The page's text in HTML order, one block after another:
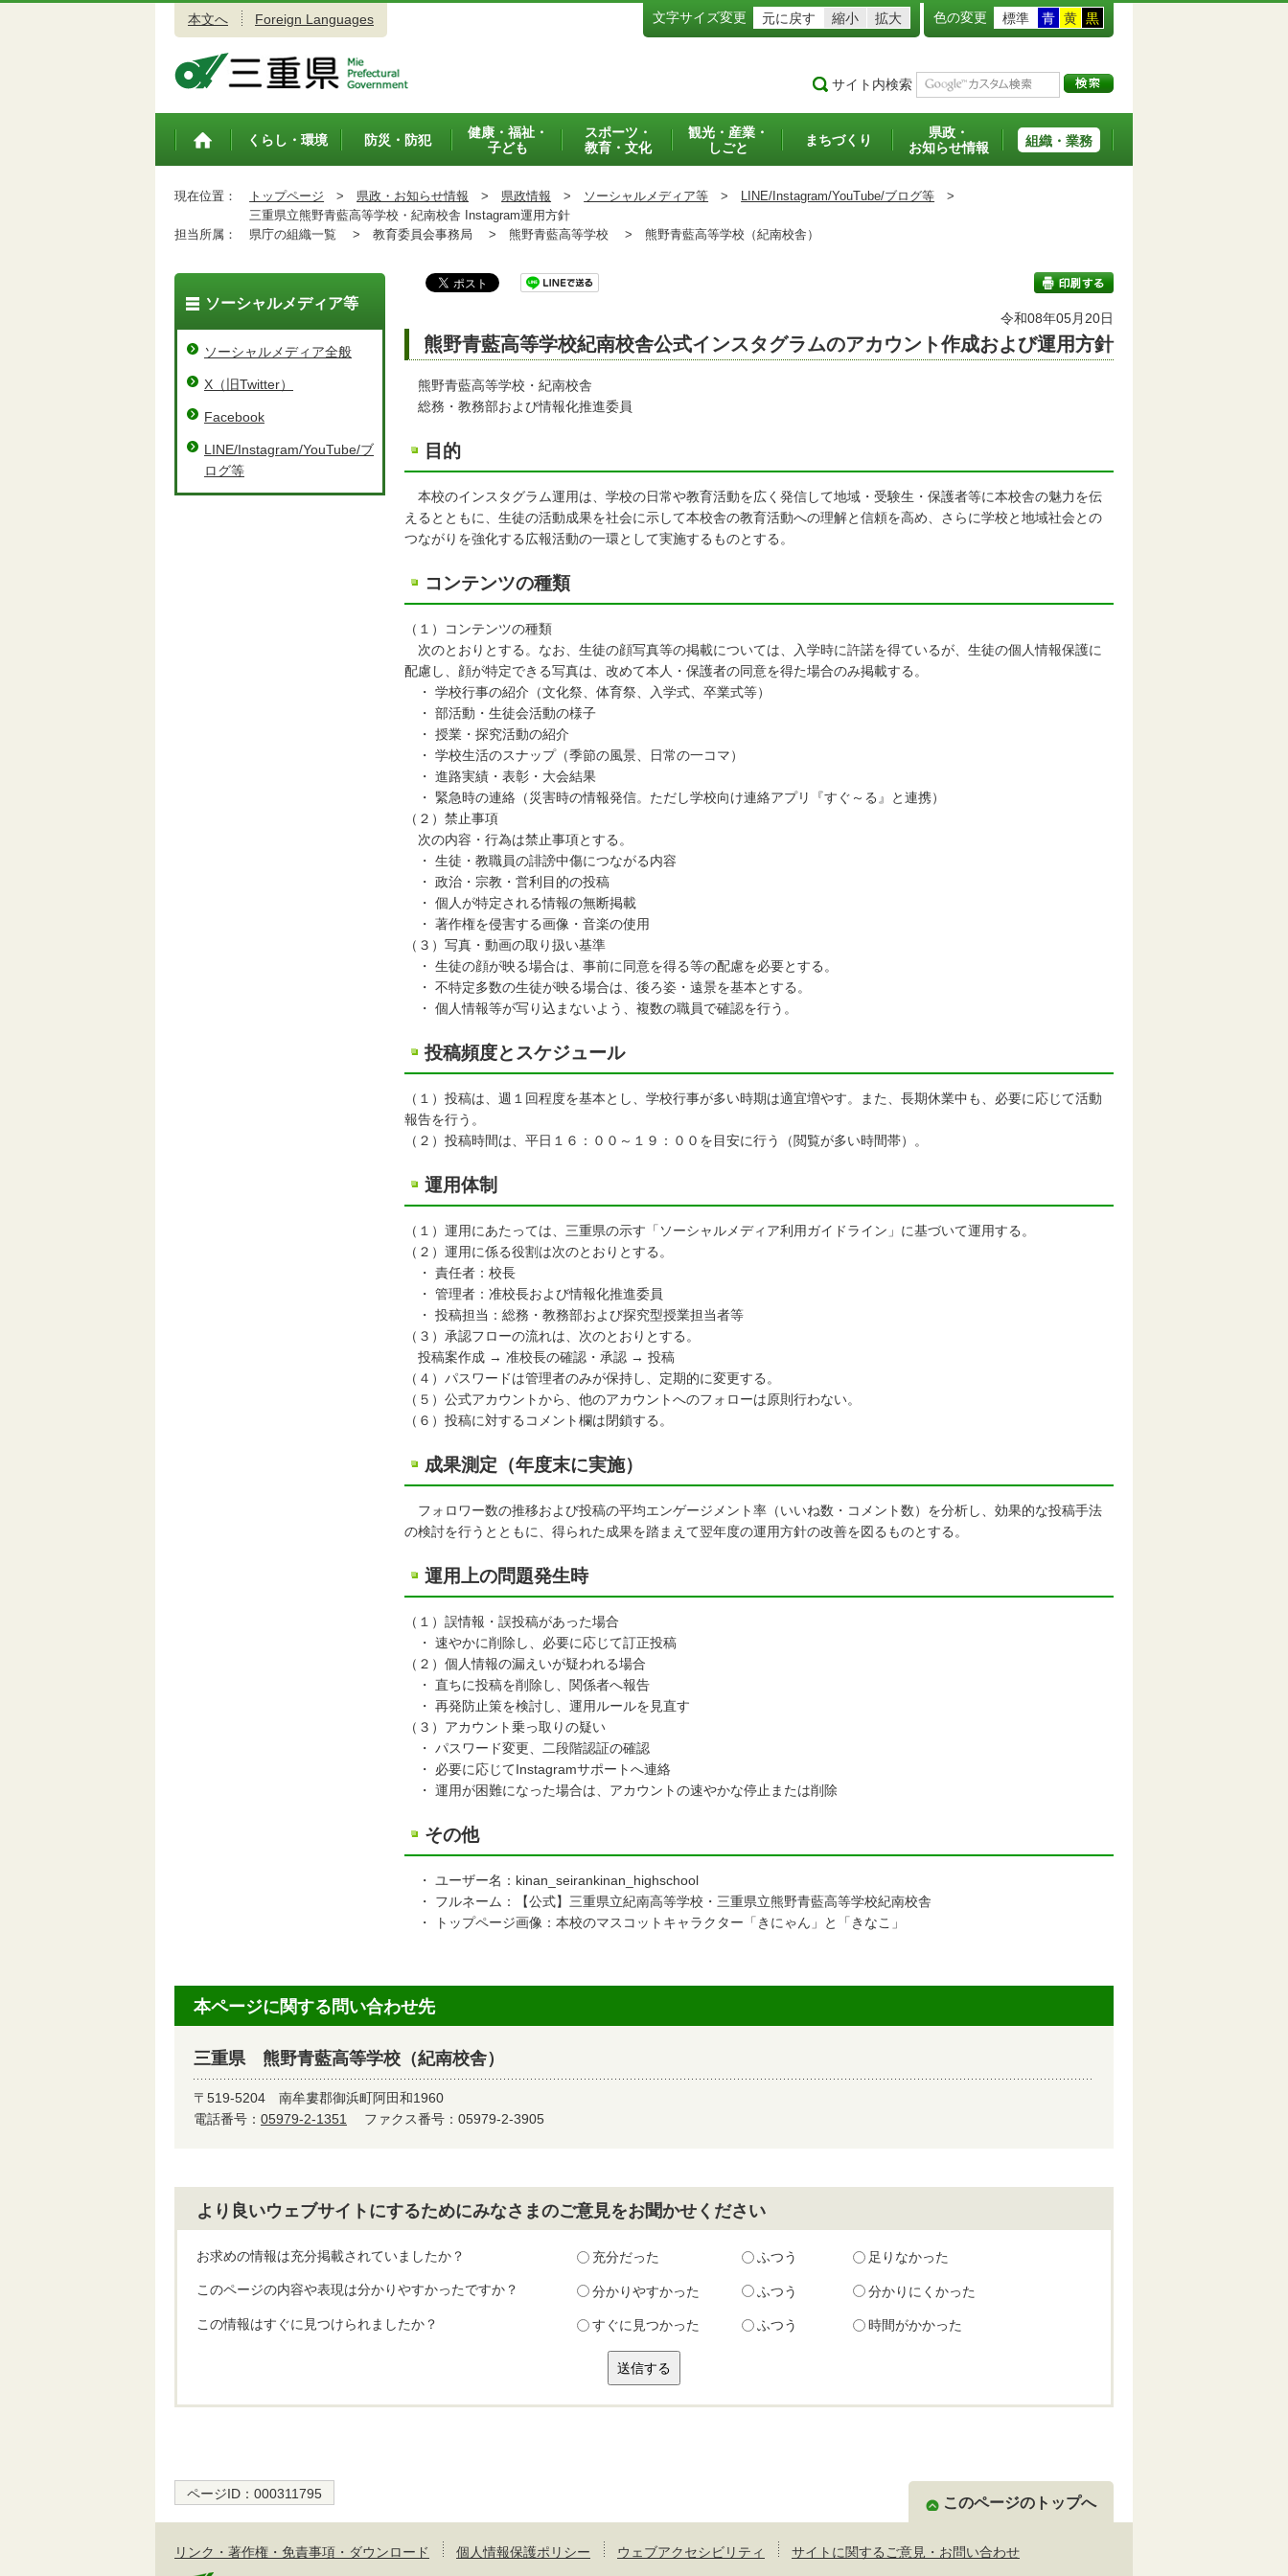
本文へ Foreign Languages 文字サイズ変更 元に戻す 縮小 拡大 色の変更 標準 青 黄 黒
サイト内検索
トップペ
くらし・環境 防災・防犯
健康・福祉・
子ども
スポーツ・
教育・文化
観光・産業・
しごと
まちづくり
県政・
お知らせ情報
組織・業務
現在位置： トップページ > 県政・お知らせ情報 > 県政情報 > ソーシャルメディア等 > LINE/Instagram/YouTube/ブログ等 >
三重県立熊野青藍高等学校・紀南校舎 Instagram運用方針
担当所属：
県庁の組織一覧 > 教育委員会事務局 > 熊野青藍高等学校 > 熊野青藍高等学校（紀南校舎）
印刷する
令和08年05月20日
熊野青藍高等学校紀南校舎公式インスタグラムのアカウント作成および運用方針
熊野青藍高等学校・紀南校舎
総務・教務部および情報化推進委員
目的
本校のインスタグラム運用は、学校の日常や教育活動を広く発信して地域・受験生・保護者等に本校舎の魅力を伝
えるとともに、生徒の活動成果を社会に示して本校舎の教育活動への理解と信頼を高め、さらに学校と地域社会との
つながりを強化する広報活動の一環として実施するものとする。
コンテンツの種類
（１）コンテンツの種類
次のとおりとする。なお、生徒の顔写真等の掲載については、入学時に許諾を得ているが、生徒の個人情報保護に
配慮し、顔が特定できる写真は、改めて本人・保護者の同意を得た場合のみ掲載する。
・ 学校行事の紹介（文化祭、体育祭、入学式、卒業式等）
・ 部活動・生徒会活動の様子
・ 授業・探究活動の紹介
・ 学校生活のスナップ（季節の風景、日常の一コマ）
・ 進路実績・表彰・大会結果
・ 緊急時の連絡（災害時の情報発信。ただし学校向け連絡アプリ『すぐ～る』と連携）
（２）禁止事項
次の内容・行為は禁止事項とする。
・ 生徒・教職員の誹謗中傷につながる内容
・ 政治・宗教・営利目的の投稿
・ 個人が特定される情報の無断掲載
・ 著作権を侵害する画像・音楽の使用
（３）写真・動画の取り扱い基準
・ 生徒の顔が映る場合は、事前に同意を得る等の配慮を必要とする。
・ 不特定多数の生徒が映る場合は、後ろ姿・遠景を基本とする。
・ 個人情報等が写り込まないよう、複数の職員で確認を行う。
投稿頻度とスケジュール
（１）投稿は、週１回程度を基本とし、学校行事が多い時期は適宜増やす。また、長期休業中も、必要に応じて活動
報告を行う。
（２）投稿時間は、平日１６：００～１９：００を目安に行う（閲覧が多い時間帯）。
運用体制
（１）運用にあたっては、三重県の示す「ソーシャルメディア利用ガイドライン」に基づいて運用する。
（２）運用に係る役割は次のとおりとする。
・ 責任者：校長
・ 管理者：准校長および情報化推進委員
・ 投稿担当：総務・教務部および探究型授業担当者等
（３）承認フローの流れは、次のとおりとする。
投稿案作成 → 准校長の確認・承認 → 投稿
（４）パスワードは管理者のみが保持し、定期的に変更する。
（５）公式アカウントから、他のアカウントへのフォローは原則行わない。
（６）投稿に対するコメント欄は閉鎖する。
成果測定（年度末に実施）
フォロワー数の推移および投稿の平均エンゲージメント率（いいね数・コメント数）を分析し、効果的な投稿手法
の検討を行うとともに、得られた成果を踏まえて翌年度の運用方針の改善を図るものとする。
運用上の問題発生時
（１）誤情報・誤投稿があった場合
・ 速やかに削除し、必要に応じて訂正投稿
（２）個人情報の漏えいが疑われる場合
・ 直ちに投稿を削除し、関係者へ報告
・ 再発防止策を検討し、運用ルールを見直す
（３）アカウント乗っ取りの疑い
・ パスワード変更、二段階認証の確認
・ 必要に応じてInstagramサポートへ連絡
・ 運用が困難になった場合は、アカウントの速やかな停止または削除
その他
・ ユーザー名：kinan_seirankinan_highschool
・ フルネーム：【公式】三重県立紀南高等学校・三重県立熊野青藍高等学校紀南校舎
・ トップページ画像：本校のマスコットキャラクター「きにゃん」と「きなこ」
ソーシャルメディア等
ソーシャルメディア全般
X（旧Twitter）
Facebook
LINE/Instagram/YouTube/ブ
ログ等
本ページに関する問い合わせ先
三重県 熊野青藍高等学校（紀南校舎）
〒519-5204 南牟婁郡御浜町阿田和1960
電話番号： 05979-2-1351 ファクス番号：05979-2-3905
より良いウェブサイトにするためにみなさまのご意見をお聞かせください
お求めの情報は充分掲載されていましたか？ 充分だった ふつう 足りなかった
このページの内容や表現は分かりやすかったですか？ 分かりやすかった ふつう 分かりにくかった
この情報はすぐに見つけられましたか？ すぐに見つかった ふつう 時間がかかった
ページID： 000311795
このページのトップへ
リンク・著作権・免責事項・ダウンロード 個人情報保護ポリシー ウェブアクセシビリティ サイトに関するご意見・お問い合わせ